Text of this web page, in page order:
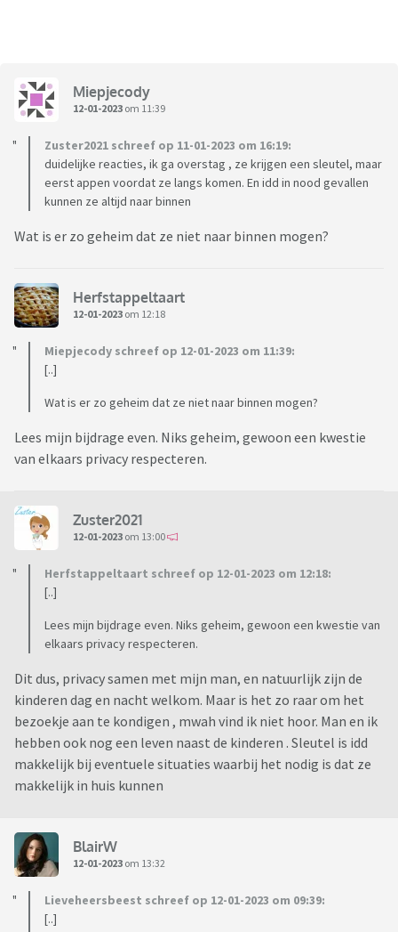
Miepjecody
12-01-2023 om 11:39
Zuster2021 schreef op 11-01-2023 om 16:19:
duidelijke reacties, ik ga overstag , ze krijgen een sleutel, maar
eerst appen voordat ze langs komen. En idd in nood gevallen
kunnen ze altijd naar binnen
Wat is er zo geheim dat ze niet naar binnen mogen?
Herfstappeltaart
12-01-2023 om 12:18
Miepjecody schreef op 12-01-2023 om 11:39:
[..]
Wat is er zo geheim dat ze niet naar binnen mogen?
Lees mijn bijdrage even. Niks geheim, gewoon een kwestie
van elkaars privacy respecteren.
Zuster2021
12-01-2023 om 13:00
Herfstappeltaart schreef op 12-01-2023 om 12:18:
[..]
Lees mijn bijdrage even. Niks geheim, gewoon een kwestie van
elkaars privacy respecteren.
Dit dus, privacy samen met mijn man, en natuurlijk zijn de
kinderen dag en nacht welkom. Maar is het zo raar om het
bezoekje aan te kondigen , mwah vind ik niet hoor. Man en ik
hebben ook nog een leven naast de kinderen . Sleutel is idd
makkelijk bij eventuele situaties waarbij het nodig is dat ze
makkelijk in huis kunnen
BlairW
12-01-2023 om 13:32
Lieveheersbeest schreef op 12-01-2023 om 09:39:
[..]